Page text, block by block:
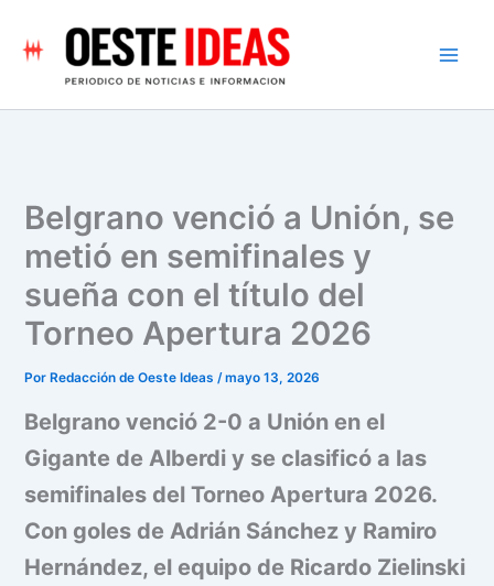
contenido
Belgrano venció a Unión, se
metió en semifinales y
sueña con el título del
Torneo Apertura 2026
Por Redacción de Oeste Ideas/mayo 13, 2026
Belgrano venció 2-0 a Unión en el
Gigante de Alberdi y se clasificó a las
semifinales del Torneo Apertura 2026.
Con goles de Adrián Sánchez y Ramiro
Hernández, el equipo de Ricardo Zielinski